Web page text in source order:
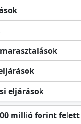
eljárások
millió forint felett